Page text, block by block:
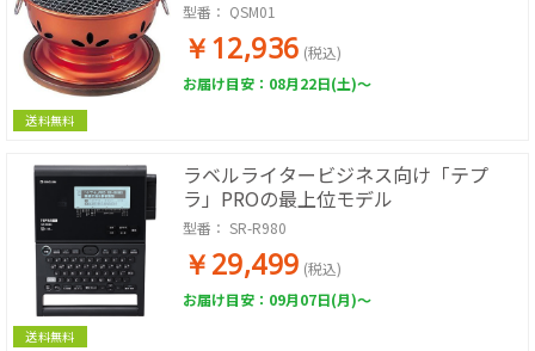
送料無料
型番： QSM01
￥12,936 (税込)
お届け目安：08月22日(土)～
送料無料
ラベルライタービジネス向け「テプ
ラ」PROの最上位モデル
型番： SR-R980
￥29,499 (税込)
お届け目安：09月07日(月)～